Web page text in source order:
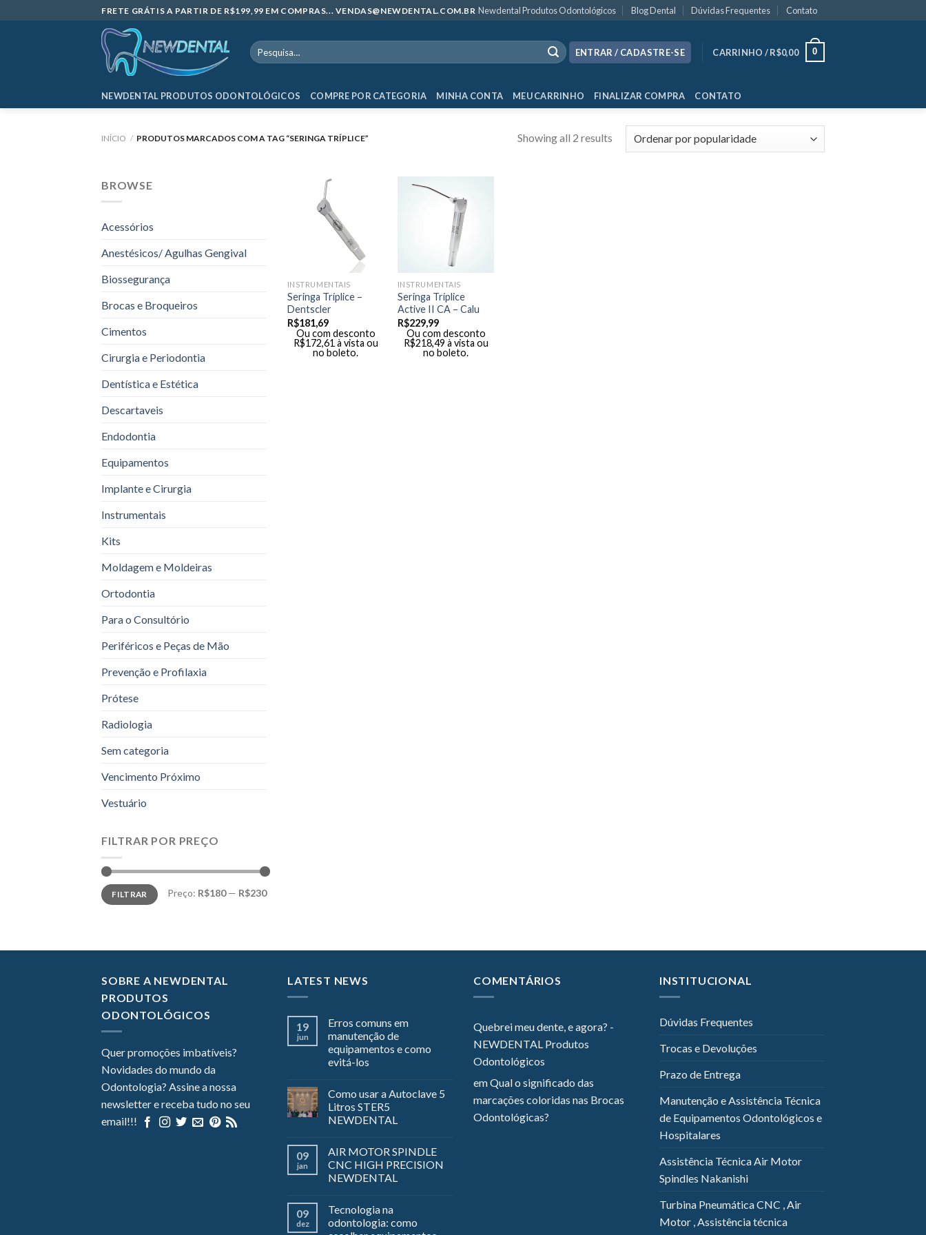
to
FRETE GRÁTIS A PARTIR DE R$199,99 EM COMPRAS... VENDAS@NEWDENTAL.COM.BR Newdental Produtos Odontológicos Blog Dental Dúvidas Frequentes Contato
Pesquisar
por:
ENTRAR / CADASTRE-SE CARRINHO /R$0,00 0
NEWDENTAL PRODUTOS ODONTOLÓGICOS COMPRE POR CATEGORIA MINHA CONTA MEU CARRINHO FINALIZAR COMPRA CONTATO
INÍCIO / PRODUTOS MARCADOS COM A TAG “SERINGA TRÍPLICE” Showing all 2 results
BROWSE
Acessórios
Anestésicos/ Agulhas Gengival
Biossegurança
Brocas e Broqueiros
Cimentos
Cirurgia e Periodontia
Dentística e Estética
Descartaveis
Endodontia
Equipamentos
Implante e Cirurgia
Instrumentais
Kits
Moldagem e Moldeiras
Ortodontia
Para o Consultório
Periféricos e Peças de Mão
Prevenção e Profilaxia
Prótese
Radiologia
Sem categoria
Vencimento Próximo
Vestuário
FILTRAR POR PREÇO
Preço
mínimo
Preço
máximo
FILTRAR Preço: R$180— R$230
INSTRUMENTAIS
Seringa Tríplice –
Dentscler
R$181,69
Ou com desconto
R$172,61 à vista ou
no boleto.
INSTRUMENTAIS
Seringa Tríplice
Active II CA – Calu
R$229,99
Ou com desconto
R$218,49 à vista ou
no boleto.
SOBRE A NEWDENTAL
PRODUTOS
ODONTOLÓGICOS
Quer promoções imbatíveis?
Novidades do mundo da
Odontologia? Assine a nossa
newsletter e receba tudo no seu
email!!!
LATEST NEWS
19
jun
Erros comuns em
manutenção de
equipamentos e como
evitá-los
Como usar a Autoclave 5
Litros STER5
NEWDENTAL
09
jan
AIR MOTOR SPINDLE
CNC HIGH PRECISION
NEWDENTAL
09
dez
Tecnologia na
odontologia: como
COMENTÁRIOS
Quebrei meu dente, e agora? -
NEWDENTAL Produtos
Odontológicos
emQual o significado das
marcações coloridas nas Brocas
Odontológicas?
INSTITUCIONAL
Dúvidas Frequentes
Trocas e Devoluções
Prazo de Entrega
Manutenção e Assistência Técnica
de Equipamentos Odontológicos e
Hospitalares
Assistência Técnica Air Motor
Spindles Nakanishi
Turbina Pneumática CNC , Air
Motor , Assistência técnica